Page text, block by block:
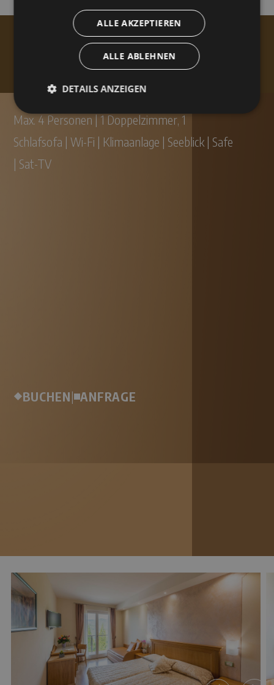
Max. 4 Personen | 1 Doppelzimmer, 1
Schlafsofa | Wi-Fi | Klimaanlage | Seeblick | Safe
| Sat-TV
BUCHEN| ANFRAGE
ALLE AKZEPTIEREN
ALLE ABLEHNEN
DETAILS ANZEIGEN